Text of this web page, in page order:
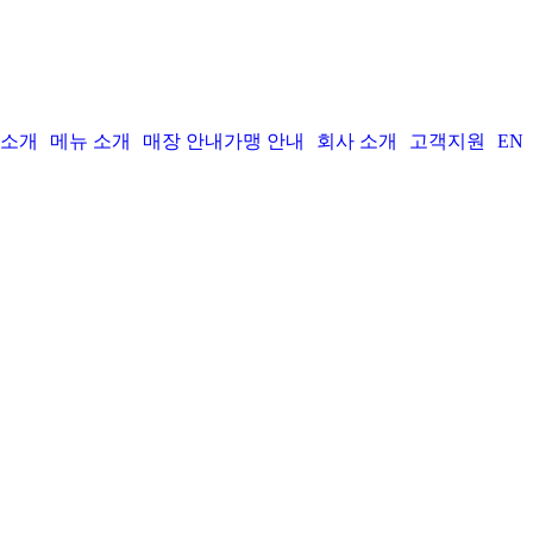
개 메뉴 소개 매장 안내 가맹 안내 회사 소개 고객지원 EN